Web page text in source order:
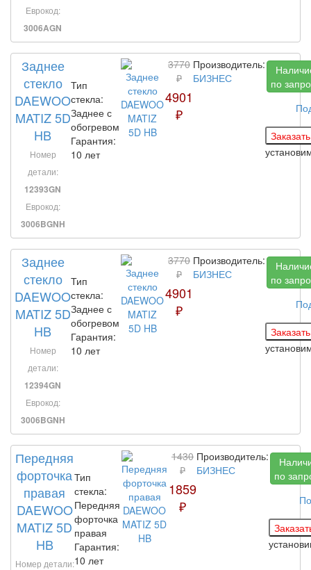
Еврокод:
3006AGN
Заднее
стекло
DAEWOO
MATIZ 5D
HB
Номер
детали:
12393GN
Еврокод:
3006BGNH
Тип
стекла:
Заднее с
обогревом
Гарантия:
10 лет
3770
₽
4901
₽
Производитель:
БИЗНЕС
по
Заднее
стекло
DAEWOO
MATIZ 5D
HB
Номер
детали:
12394GN
Еврокод:
3006BGNH
Тип
стекла:
Заднее с
обогревом
Гарантия:
10 лет
3770
₽
4901
₽
Производитель:
БИЗНЕС
по
Передняя
форточка
правая
DAEWOO
MATIZ 5D
HB
Номер детали:
Тип
стекла:
Передняя
форточка
правая
Гарантия:
10 лет
1430
₽
1859
₽
Производитель:
БИЗНЕС
по